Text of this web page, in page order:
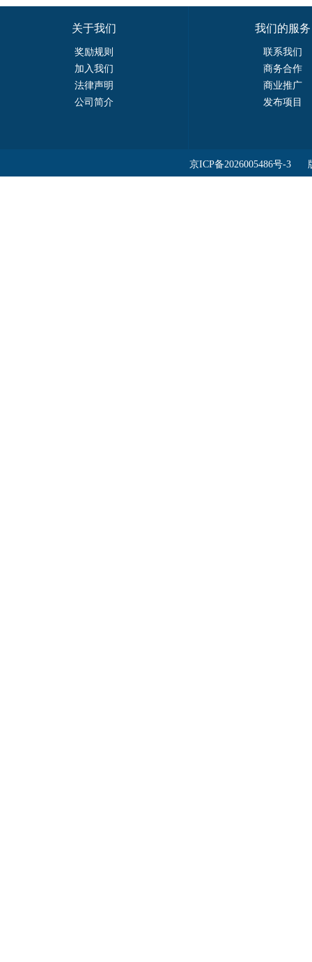
关于我们
奖励规则
加入我们
法律声明
公司简介
我们的服务
联系我们
商务合作
商业推广
发布项目
京ICP备2026005486号-3